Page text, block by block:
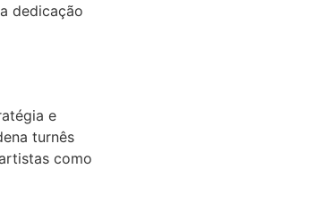
dedicação
e
turnês
como